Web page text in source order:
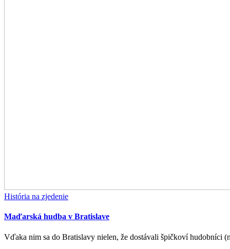
História na zjedenie
Maďarská hudba v Bratislave
Vďaka nim sa do Bratislavy nielen, že dostávali špičkoví hudobníci